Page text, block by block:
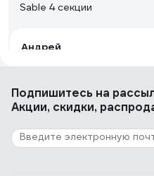
Sable 4 секции
Андрей
PianoForte 500 выбрали
батареи. Что могу
единственное
страхуются, плюс у них
теплоотдачи. Цена не
21 отзыв
Подпишитесь на
Акции, скидки,